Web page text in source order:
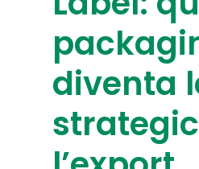
diventa